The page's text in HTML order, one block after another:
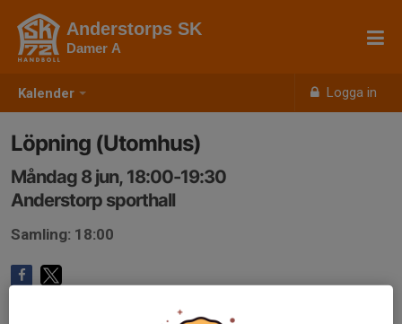
Kalender Logga in
Anderstorps SK
Damer A
Löpning (Utomhus)
Måndag 8 jun, 18:00-19:30
Anderstorp sporthall
Samling: 18:00